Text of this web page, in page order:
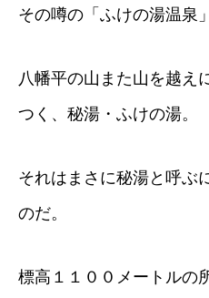
その噂の「ふけの湯温泉
八幡平の山また山を越え
つく、秘湯・ふけの湯。
それはまさに秘湯と呼ぶ
のだ。
標高１１００メートルの